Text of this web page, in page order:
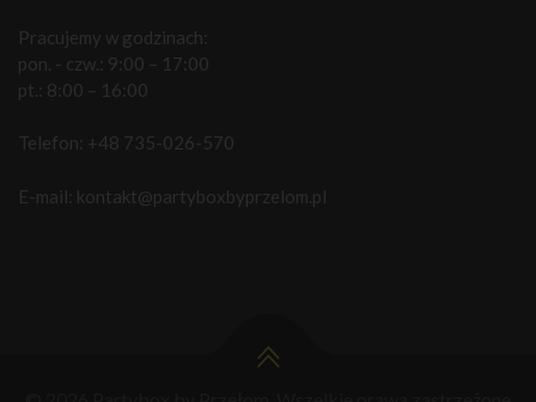
Pracujemy w godzinach:
pon. - czw.: 9:00 – 17:00
pt.: 8:00 – 16:00
Telefon: +48 735-026-570
E-mail: kontakt@partyboxbyprzelom.pl